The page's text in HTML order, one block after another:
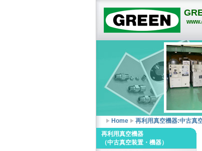
Home 再利用真空機器:中古真
再利用真空機器
（中古真空装置・機器）